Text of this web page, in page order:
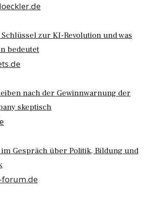
zur KI-Revolution und was
bedeutet
nach der Gewinnwarnung der
skeptisch
Gespräch über Politik, Bildung und